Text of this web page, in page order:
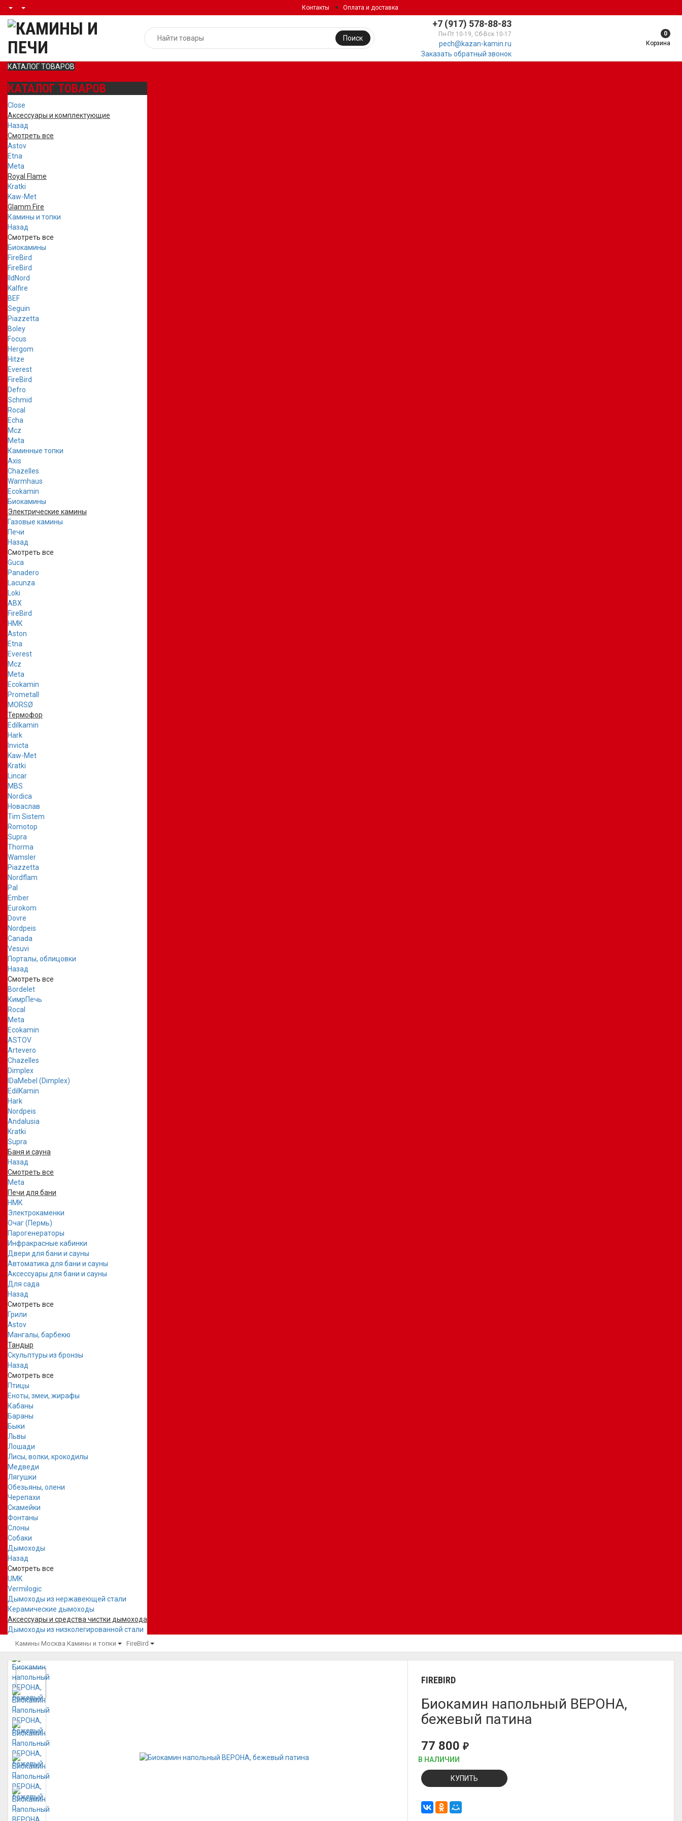
Контакты Оплата и доставка
+7 (917) 578-88-83
Пн-Пт 10-19, Сб-Вск 10-17
pech@kazan-kamin.ru
Заказать обратный звонок
Поиск
0
Корзина
КАТАЛОГ ТОВАРОВ
КАТАЛОГ ТОВАРОВ
Close
Аксессуары и комплектующие
Назад
Смотреть все
Astov
Etna
Meta
Royal Flame
Kratki
Kaw-Met
Glamm Fire
Камины и топки
Назад
Смотреть все
Биокамины
FireBird
FireBird
IldNord
Kalfire
BEF
Seguin
Piazzetta
Boley
Focus
Hergom
Hitze
Everest
FireBird
Defro
Schmid
Rocal
Echa
Mcz
Meta
Каминные топки
Axis
Chazelles
Warmhaus
Ecokamin
Биокамины
Электрические камины
Газовые камины
Печи
Назад
Смотреть все
Guca
Panadero
Lacunza
Loki
ABX
FireBird
НМК
Aston
Etna
Everest
Mcz
Meta
Ecokamin
Prometall
MORSØ
Термофор
Edilkamin
Hark
Invicta
Kaw-Met
Kratki
Lincar
MBS
Nordica
Новаслав
Tim Sistem
Romotop
Supra
Thorma
Wamsler
Piazzetta
Nordflam
Pal
Ember
Eurokom
Dovre
Nordpeis
Canada
Vesuvi
Порталы, облицовки
Назад
Смотреть все
Bordelet
КимрПечь
Rocal
Meta
Ecokamin
ASTOV
Artevero
Chazelles
Dimplex
IDaMebel (Dimplex)
EdilKamin
Hark
Nordpeis
Andalusia
Kratki
Supra
Баня и сауна
Назад
Смотреть все
Meta
Печи для бани
НМК
Электрокаменки
Очаг (Пермь)
Парогенераторы
Инфракрасные кабинки
Двери для бани и сауны
Автоматика для бани и сауны
Аксессуары для бани и сауны
Для сада
Назад
Смотреть все
Грили
Astov
Мангалы, барбекю
Тандыр
Скульптуры из бронзы
Назад
Смотреть все
Птицы
Еноты, змеи, жирафы
Кабаны
Бараны
Быки
Львы
Лошади
Лисы, волки, крокодилы
Медведи
Лягушки
Обезьяны, олени
Черепахи
Скамейки
Фонтаны
Слоны
Собаки
Дымоходы
Назад
Смотреть все
UMK
Vermilogic
Дымоходы из нержавеющей стали
Керамические дымоходы
Аксессуары и средства чистки дымохода
Дымоходы из низколегированной стали
Камины Москва Камины и топки FireBird
FIREBIRD
Биокамин напольный ВЕРОНА,
бежевый патина
77 800₽
В НАЛИЧИИ
КУПИТЬ